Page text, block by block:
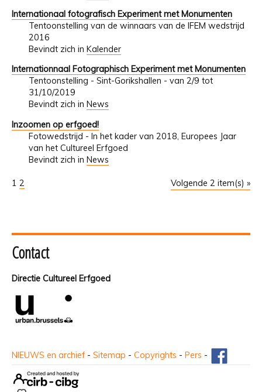
Internationaal fotografisch Experiment met Monumenten
Tentoonstelling van de winnaars van de IFEM wedstrijd
2016
Bevindt zich in Kalender
Internationnaal Fotographisch Experiment met Monumenten
Tentoonstelling - Sint-Gorikshallen - van 2/9 tot
31/10/2019
Bevindt zich in News
Inzoomen op erfgoed!
Fotowedstrijd - In het kader van 2018, Europees Jaar
van het Cultureel Erfgoed
Bevindt zich in News
Volgende 2 item(s) »
1 2
Contact
Directie Cultureel Erfgoed
NIEUWS en archief - Sitemap - Copyrights - Pers -